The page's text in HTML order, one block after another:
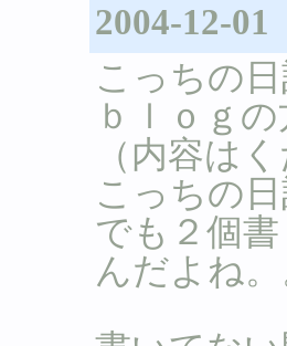
2004-12-
こっちの
ｂｌｏｇ
（内容は
こっちの
でも２個
んだよね。